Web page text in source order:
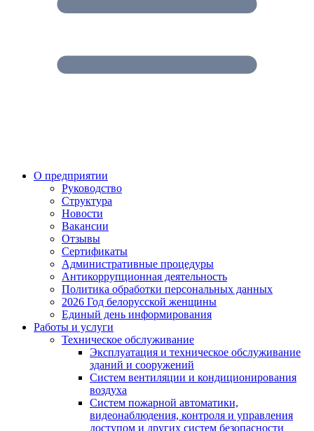
О предприятии
Руководство
Структура
Новости
Вакансии
Отзывы
Сертификаты
Административные процедуры
Антикоррупционная деятельность
Политика обработки персональных данных
2026 Год белорусской женщины
Единый день информирования
Работы и услуги
Техническое обслуживание
Эксплуатация и техническое обслуживание
зданий и сооружений
Систем вентиляции и кондиционирования
воздуха
Систем пожарной автоматики,
видеонаблюдения, контроля и управления
доступом и других систем безопасности